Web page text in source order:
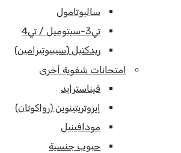
سالبوتامول
تي3-سيتوميل / تي4
ريدكتيل (سيبيوتيرامين)
امتحانات شفوية أخرى
فيناسترايد
إيزوتريتينوين (رواكوتان)
مودافينيل
حبوب جنسية